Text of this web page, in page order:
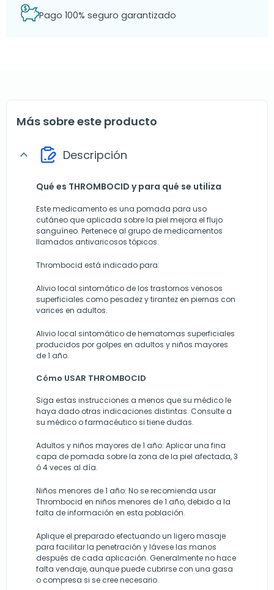
Pago 100% seguro garantizado
Más sobre este producto
expand_more Descripción
Qué es THROMBOCID y para qué se utiliza
Este medicamento es una pomada para uso
cutáneo que aplicada sobre la piel mejora el flujo
sanguíneo. Pertenece al grupo de medicamentos
llamados antivaricosos tópicos.
Thrombocid está indicado para:
Alivio local sintomático de los trastornos venosos
superficiales como pesadez y tirantez en piernas con
varices en adultos.
Alivio local sintomático de hematomas superficiales
producidos por golpes en adultos y niños mayores
de 1 año.
Cómo USAR THROMBOCID
Siga estas instrucciones a menos que su médico le
haya dado otras indicaciones distintas. Consulte a
su médico o farmacéutico si tiene dudas.
Adultos y niños mayores de 1 año: Aplicar una fina
capa de pomada sobre la zona de la piel afectada, 3
ó 4 veces al día.
Niños menores de 1 año: No se recomienda usar
Thrombocid en niños menores de 1 año, debido a la
falta de información en esta población.
Aplique el preparado efectuando un ligero masaje
para facilitar la penetración y lávese las manos
después de cada aplicación. Generalmente no hace
falta vendaje, aunque puede cubrirse con una gasa
o compresa si se cree necesario.